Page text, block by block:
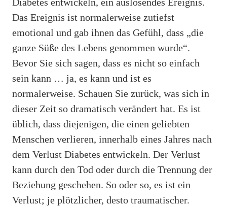
Das Ereignis ist normalerweise zutiefst
emotional und gab ihnen das Gefühl, dass „die
ganze Süße des Lebens genommen wurde“.
Bevor Sie sich sagen, dass es nicht so einfach
sein kann … ja, es kann und ist es
normalerweise. Schauen Sie zurück, was sich in
dieser Zeit so dramatisch verändert hat. Es ist
üblich, dass diejenigen, die einen geliebten
Menschen verlieren, innerhalb eines Jahres nach
dem Verlust Diabetes entwickeln. Der Verlust
kann durch den Tod oder durch die Trennung der
Beziehung geschehen. So oder so, es ist ein
Verlust; je plötzlicher, desto traumatischer.